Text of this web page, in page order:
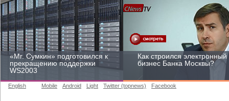
«Mr. Сумкин» подготовился к
прекращению поддержки
WS2003
Как строился электронный
бизнес Банка Москвы?
English Mobile Android Light Twitter (topnews) Facebook